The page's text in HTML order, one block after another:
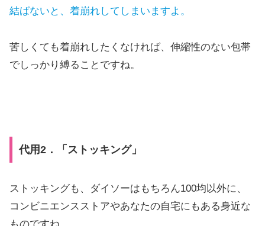
結ばないと、着崩れしてしまいますよ。
苦しくても着崩れしたくなければ、伸縮性のない包帯
でしっかり縛ることですね。
代用2．「ストッキング」
ストッキングも、ダイソーはもちろん100均以外に、
コンビニエンスストアやあなたの自宅にもある身近な